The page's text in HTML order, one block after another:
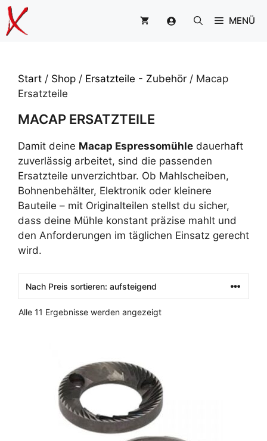
Zum
Inhalt
springen
MENÜ
Start / Shop / Ersatzteile - Zubehör / Macap
Ersatzteile
MACAP ERSATZTEILE
Damit deine Macap Espressomühle dauerhaft
zuverlässig arbeitet, sind die passenden
Ersatzteile unverzichtbar. Ob Mahlscheiben,
Bohnenbehälter, Elektronik oder kleinere
Bauteile – mit Originalteilen stellst du sicher,
dass deine Mühle konstant präzise mahlt und
den Anforderungen im täglichen Einsatz gerecht
wird.
Alle 11 Ergebnisse werden angezeigtNach